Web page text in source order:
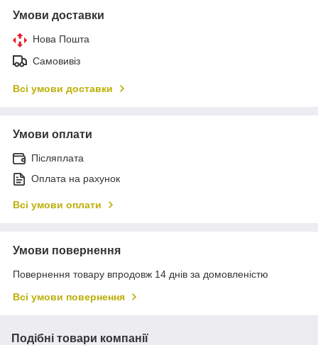
Умови доставки
Нова Пошта
Самовивіз
Всі умови доставки
Умови оплати
Післяплата
Оплата на рахунок
Всі умови оплати
Умови повернення
Повернення товару впродовж 14 днів за домовленістю
Всі умови повернення
Подібні товари компанії